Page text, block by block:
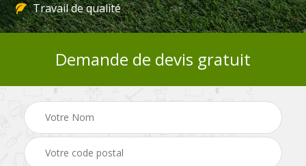
Travail de qualité
Demande de devis gratuit